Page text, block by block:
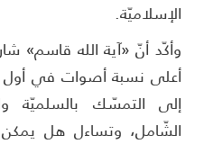
أنّ «آية الله قاسم» شارك
نسبة أصوات في أول
التمسّك بالسلميّة
وتساءل هل يمكن